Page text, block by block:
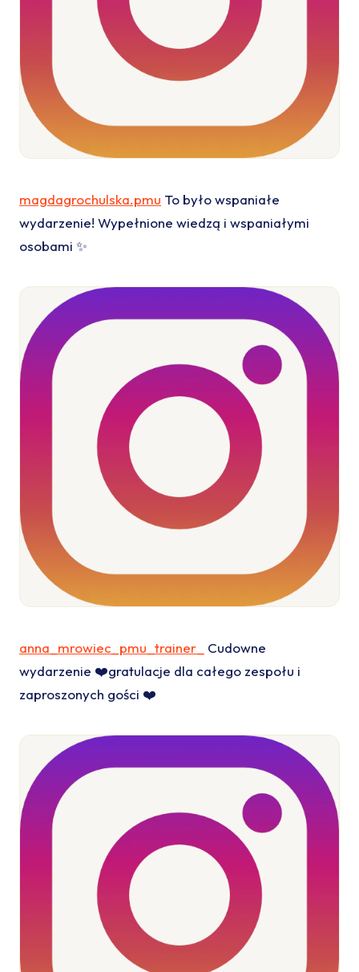
magdagrochulska.pmu To było wspaniałe
wydarzenie! Wypełnione wiedzą i wspaniałymi
osobami ✨
anna_mrowiec_pmu_trainer_
Cudowne
wydarzenie ❤️gratulacje dla całego zespołu i
zaproszonych gości ❤️